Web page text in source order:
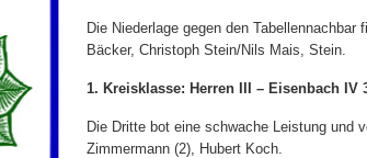
Die Niederlage gegen den
Bäcker, Christoph Stein/Nils Mais, Stein.
1. Kreisklasse: Herren III – Eisenbach IV
Die Dritte bot eine schwache Leistung und
Zimmermann (2), Hubert Koch.